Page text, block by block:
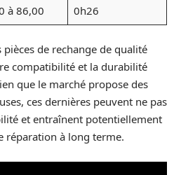
à 86,00 0h26
pièces de rechange de qualité
compatibilité et la durabilité
que le marché propose des
ces dernières peuvent ne pas
et entraînent potentiellement
réparation à long terme.